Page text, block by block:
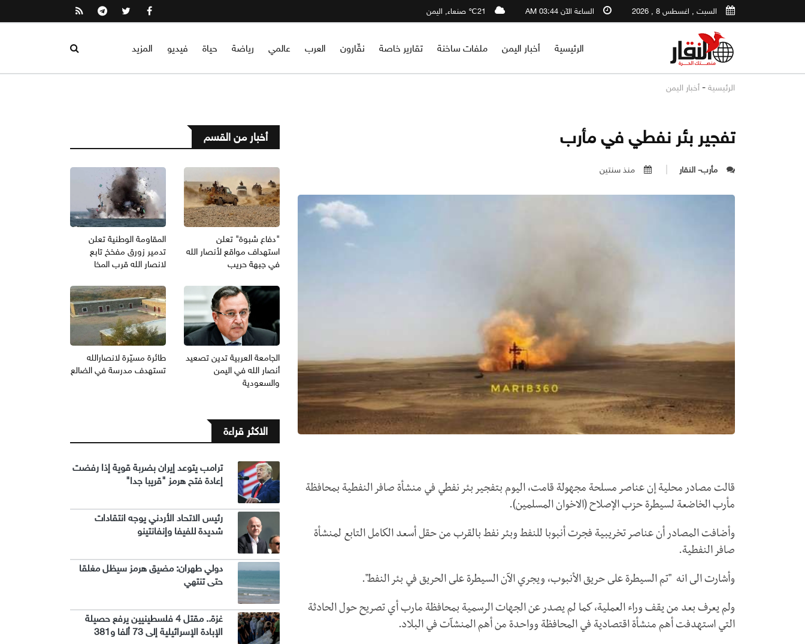
السبت , اغسطس 8 , 2026 الساعة الآن 03:44 AM 21℃ صنعاء, اليمن
الرئيسية أخبار اليمن ملفات ساخنة تقارير خاصة نقّارون العرب عالمي رياضة حياة فيديو المزيد
الرئيسية - أخبار اليمن
تفجير بئر نفطي في مأرب
مأرب- النقار منذ سنتين
قالت مصادر محلية إن عناصر مسلحة مجهولة قامت، اليوم بتفجير بئر نفطي في منشأة صافر النفطية بمحافظة
مأرب الخاضعة لسيطرة حزب الإصلاح (الاخوان المسلمين).
وأضافت المصادر أن عناصر تخريبية فجرت أنبوبا للنفط وبئر نفط بالقرب من حقل أسعد الكامل التابع لمنشأة
صافر النفطية.
وأشارت الى انه "تم السيطرة على حريق الأنبوب، ويجري الآن السيطرة على الحريق في بئر النفط".
ولم يعرف بعد من يقف وراء العملية، كما لم يصدر عن الجهات الرسمية بمحافظة مارب أي تصريح حول الحادثة
التي استهدفت أهم منشأة اقتصادية في المحافظة وواحدة من أهم المنشآت في البلاد.
أخبار من القسم
"دفاع شبوة" تعلن
استهداف مواقع لأنصار الله
في جبهة حريب
المقاومة الوطنية تعلن
تدمير زورق مفخخ تابع
لانصار الله قرب المخا
الجامعة العربية تدين تصعيد
أنصار الله في اليمن
والسعودية
طائرة مسيّرة لانصارالله
تستهدف مدرسة في الضالع
الاكثر قراءة
ترامب يتوعد إيران بضربة قوية إذا رفضت
إعادة فتح هرمز "قريبا جدا"
رئيس الاتحاد الأردني يوجه انتقادات
شديدة للفيفا وإنفانتينو
دولي طهران: مضيق هرمز سيظل مغلقا
حتى تنتهي
غزة.. مقتل 4 فلسطينيين يرفع حصيلة
الإبادة الإسرائيلية إلى 73 ألفا و381